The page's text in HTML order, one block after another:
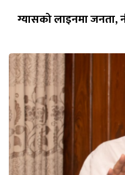
ग्यासको लाइनमा जनता,